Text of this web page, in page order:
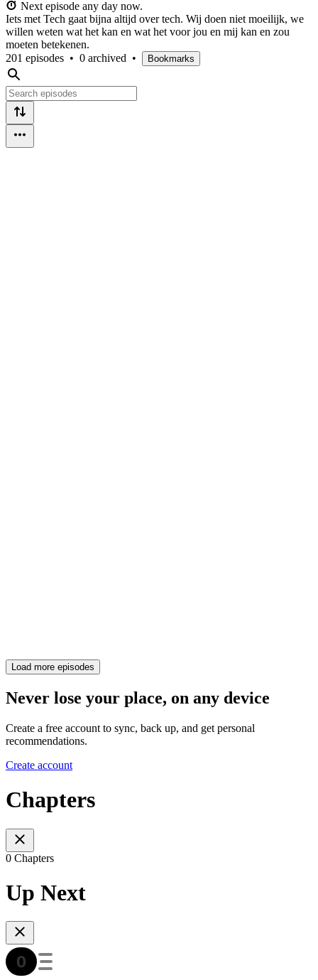
Next episode any day now.
Iets met Tech gaat bijna altijd over tech. Wij doen niet moeilijk, we
willen weten wat het kan en wat het voor jou en mij kan en zou
moeten betekenen.
201 episodes • 0 archived • Bookmarks
Load more episodes
Never lose your place, on any device
Create a free account to sync, back up, and get personal
recommendations.
Create account
Chapters
0 Chapters
Up Next